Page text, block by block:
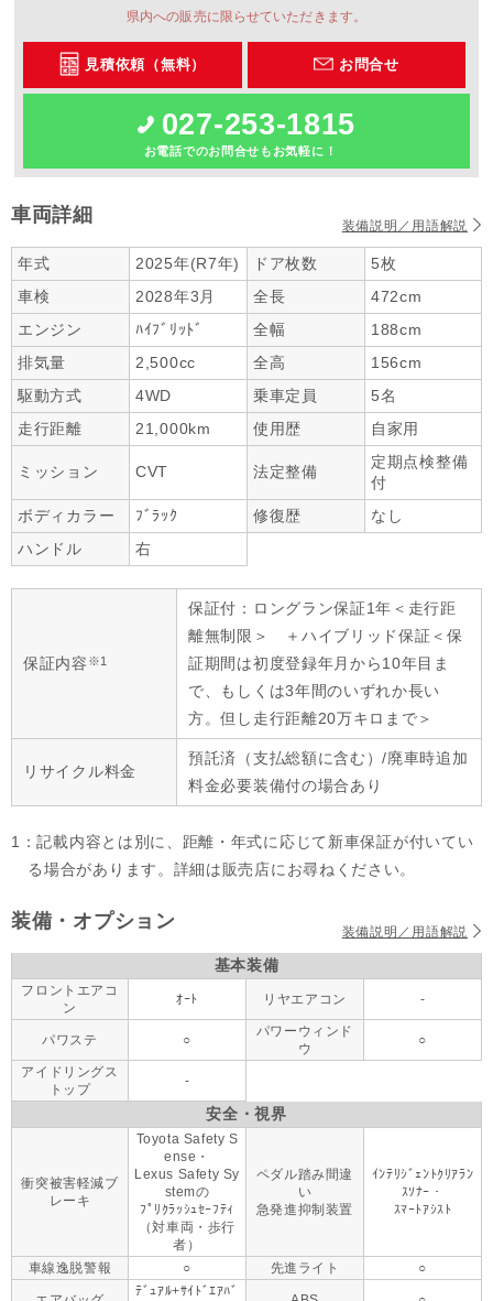
県内への販売に限らせていただきます。
見積依頼（無料） お問合せ
027-253-1815
お電話でのお問合せもお気軽に！
車両詳細 装備説明／用語解説
年式 2025年(R7年) ドア枚数
5枚
車検
2028年3月 全長
472cm
エンジン
ﾊｲﾌﾞﾘｯﾄﾞ 全幅
188cm
排気量
2,500cc 全高
156cm
駆動方式
4WD 乗車定員
5名
走行距離
21,000km 使用歴 自家用
ミッション CVT 法定整備
定期点検整備
付
ボディカラー
ﾌﾞﾗｯｸ 修復歴
なし
ハンドル
右
保証内容 ※1
保証付：ロングラン保証1年＜走行距
離無制限＞ ＋ハイブリッド保証＜保
証期間は初度登録年月から10年目ま
で、もしくは3年間のいずれか長い
方。但し走行距離20万キロまで＞
リサイクル料金
預託済（支払総額に含む）/廃車時追加
料金必要装備付の場合あり
1：記載内容とは別に、距離・年式に応じて新車保証が付いてい
る場合があります。詳細は販売店にお尋ねください。
装備・オプション 装備説明／用語解説
基本装備
フロントエアコ
ン
ｵｰﾄ リヤエアコン -
パワステ ○
パワーウィンド
ウ
○
アイドリングス
トップ
-
安全・視界
衝突被害軽減ブ
レーキ
Toyota Safety S
ense・
Lexus Safety Sy
stemの
ﾌﾟﾘｸﾗｯｼｭｾｰﾌﾃｨ
（対車両・歩行
者）
ペダル踏み間違
い
急発進抑制装置
ｲﾝﾃﾘｼﾞｪﾝﾄｸﾘｱﾗﾝ
ｽｿﾅｰ・
ｽﾏｰﾄｱｼｽﾄ
車線逸脱警報 ○ 先進ライト ○
ﾃﾞｭｱﾙ+ｻｲﾄﾞｴｱﾊﾞ